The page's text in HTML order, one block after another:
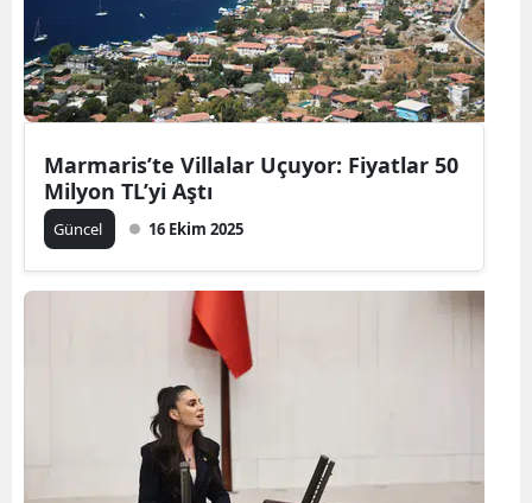
Marmaris’te Villalar Uçuyor: Fiyatlar 50
Milyon TL’yi Aştı
Güncel 16 Ekim 2025